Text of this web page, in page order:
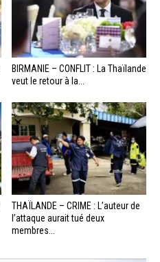
BIRMANIE – CONFLIT : La Thaïlande
veut le retour à la...
THAÏLANDE – CRIME : L’auteur de
l’attaque aurait tué deux
membres...